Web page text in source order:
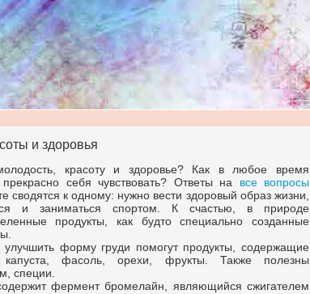
и здоровья
красоту и здоровье? Как в любое время
себя чувствовать? Ответы на все вопросы
сводятся к одному: нужно вести здоровый образ жизни,
и заниматься спортом. К счастью, в природе
продукты, как будто специально созданные
улучшить форму груди помогут продукты, содержащие
фасоль, орехи, фрукты. Также полезны
специи.
фермент бромелайн, являющийся сжигателем